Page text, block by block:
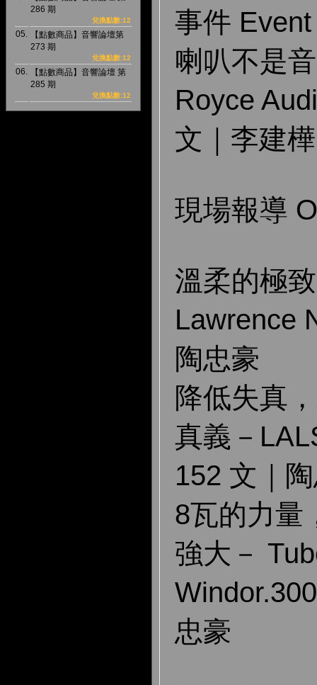
286 期
兌換點數:12
05.
【點數商品】音響論壇第
273 期
兌換點數:12
06.
【點數商品】音響論壇 第
285 期
兌換點數:12
事件 Event
喇叭不是
Royce
文｜李建樺
現場報導
溫柔的極
Lawrence
陶忠豪
降低失真
真義－
152 文｜
8瓦的力量
強大－
忠豪